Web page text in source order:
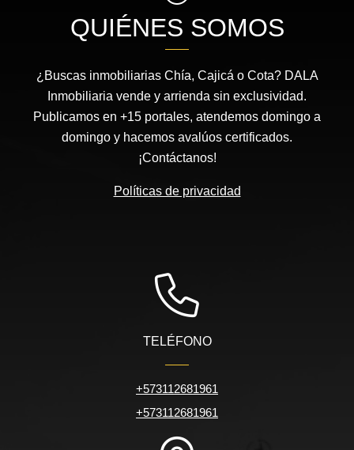
QUIÉNES SOMOS
¿Buscas inmobiliarias Chía, Cajicá o Cota? DALA
Inmobiliaria vende y arrienda sin exclusividad.
Publicamos en +15 portales, atendemos domingo a
domingo y hacemos avalúos certificados.
¡Contáctanos!
Políticas de privacidad
TELÉFONO
+573112681961
+573112681961